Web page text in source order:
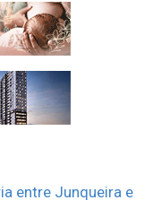
entre Junqueira e